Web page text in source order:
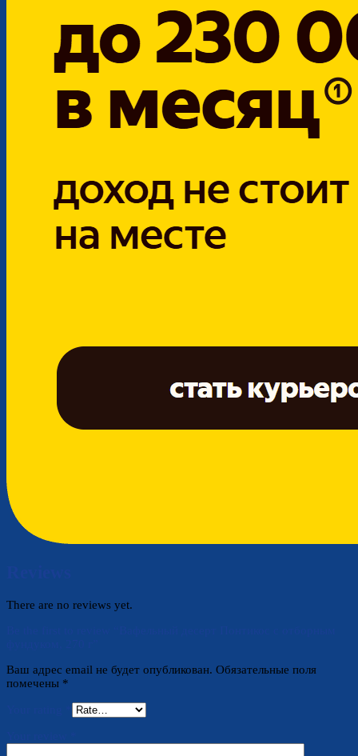
There are no reviews yet.
Ваш адрес email не будет опубликован. Обязательные поля
помечены *